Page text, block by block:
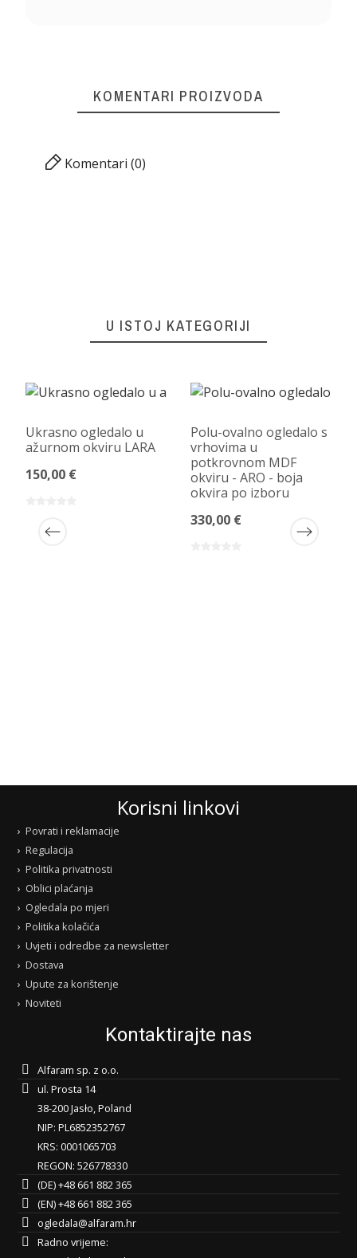
KOMENTARI PROIZVODA
Komentari (0)
U ISTOJ KATEGORIJI
Ukrasno ogledalo u
ažurnom okviru LARA
150,00 €
Polu-ovalno ogledalo s
vrhovima u
potkrovnom MDF
okviru - ARO - boja
okvira po izboru
330,00 €
Korisni linkovi
Povrati i reklamacije
Regulacija
Politika privatnosti
Oblici plaćanja
Ogledala po mjeri
Politika kolačića
Uvjeti i odredbe za newsletter
Dostava
Upute za korištenje
Noviteti
Kontaktirajte nas
Alfaram sp. z o.o.
ul. Prosta 14
38-200 Jasło, Poland
NIP: PL6852352767
KRS: 0001065703
REGON: 526778330
(DE) +48 661 882 365
(EN) +48 661 882 365
ogledala@alfaram.hr
Radno vrijeme: